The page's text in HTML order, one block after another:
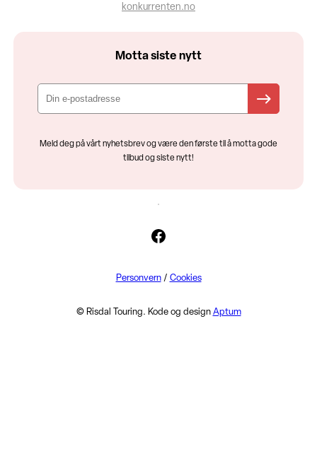
konkurrenten.no
Motta siste nytt
Meld deg på vårt nyhetsbrev og være den første til å motta gode
tilbud og siste nytt!
Facebook
Personvern/ Cookies
© Risdal Touring. Kode og design Aptum